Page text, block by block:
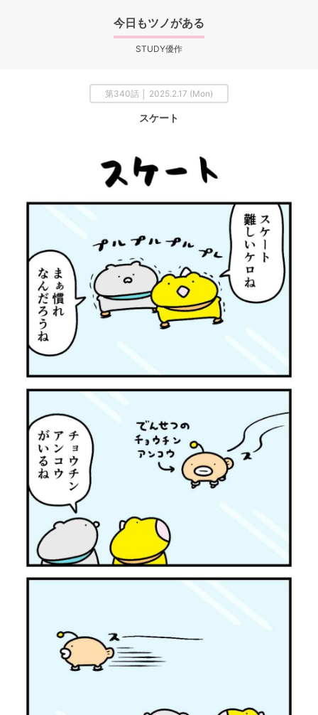
今日もツノがある
STUDY優作
第340話 │ 2025.2.17 (Mon)
スケート